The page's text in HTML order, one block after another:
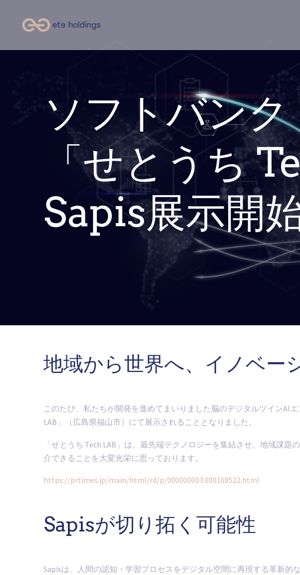
ソフトバンク
「せとうち
Sapis展示開
地域から世界へ、イノベー
このたび、私たちが開発を進めてまいりました脳のデジタルツインAI
LAB」（広島県福山市）にて展示されることとなりました。
「せとうち Tech LAB」は、最先端テクノロジーを集結させ、地域課
介できることを大変光栄に思っております。
https://prtimes.jp/main/html/rd/p/000000003.000168522.html
Sapisが切り拓く可能性
Sapisは、人間の認知・学習プロセスをデジタル空間に再現する革新的